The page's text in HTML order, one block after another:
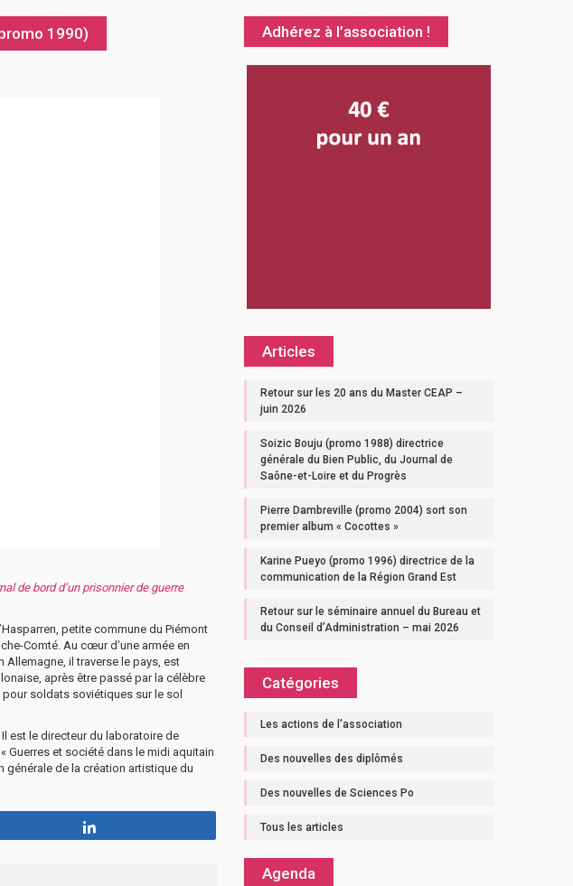
1990)
de bord d’un prisonnier de guerre
petite commune du Piémont
Comté. Au cœur d’une armée en
Allemagne, il traverse le pays, est
après être passé par la célèbre
soldats soviétiques sur le sol
Il est le directeur du laboratoire de
Guerres et société dans le midi aquitain
générale de la création artistique du
Adhérez à l’association !
Articles
Retour sur les 20 ans du Master CEAP –
juin 2026
Soizic Bouju (promo 1988) directrice
générale du Bien Public, du Journal de
Saône-et-Loire et du Progrès
Pierre Dambreville (promo 2004) sort son
premier album « Cocottes »
Karine Pueyo (promo 1996) directrice de la
communication de la Région Grand Est
Retour sur le séminaire annuel du Bureau et
du Conseil d’Administration – mai 2026
Catégories
Les actions de l'association
Des nouvelles des diplômés
Des nouvelles de Sciences Po
Tous les articles
Agenda